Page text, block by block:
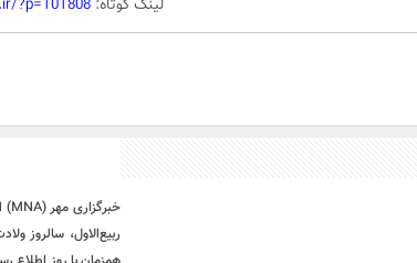
لینک کوتاه:?p=101808